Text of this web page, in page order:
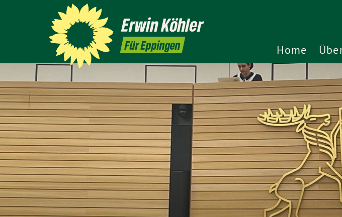
ErwinKöhler
Für Eppingen Home